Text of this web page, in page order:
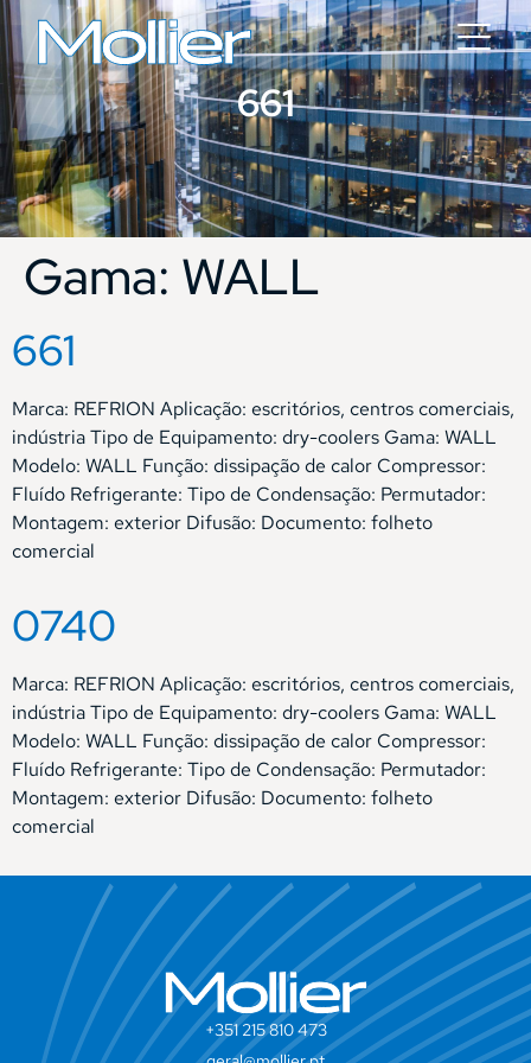
661
Gama: WALL
661
Marca: REFRION Aplicação: escritórios, centros comerciais,
indústria Tipo de Equipamento: dry-coolers Gama: WALL
Modelo: WALL Função: dissipação de calor Compressor:
Fluído Refrigerante: Tipo de Condensação: Permutador:
Montagem: exterior Difusão: Documento: folheto
comercial
0740
Marca: REFRION Aplicação: escritórios, centros comerciais,
indústria Tipo de Equipamento: dry-coolers Gama: WALL
Modelo: WALL Função: dissipação de calor Compressor:
Fluído Refrigerante: Tipo de Condensação: Permutador:
Montagem: exterior Difusão: Documento: folheto
comercial
+351 215 810 473